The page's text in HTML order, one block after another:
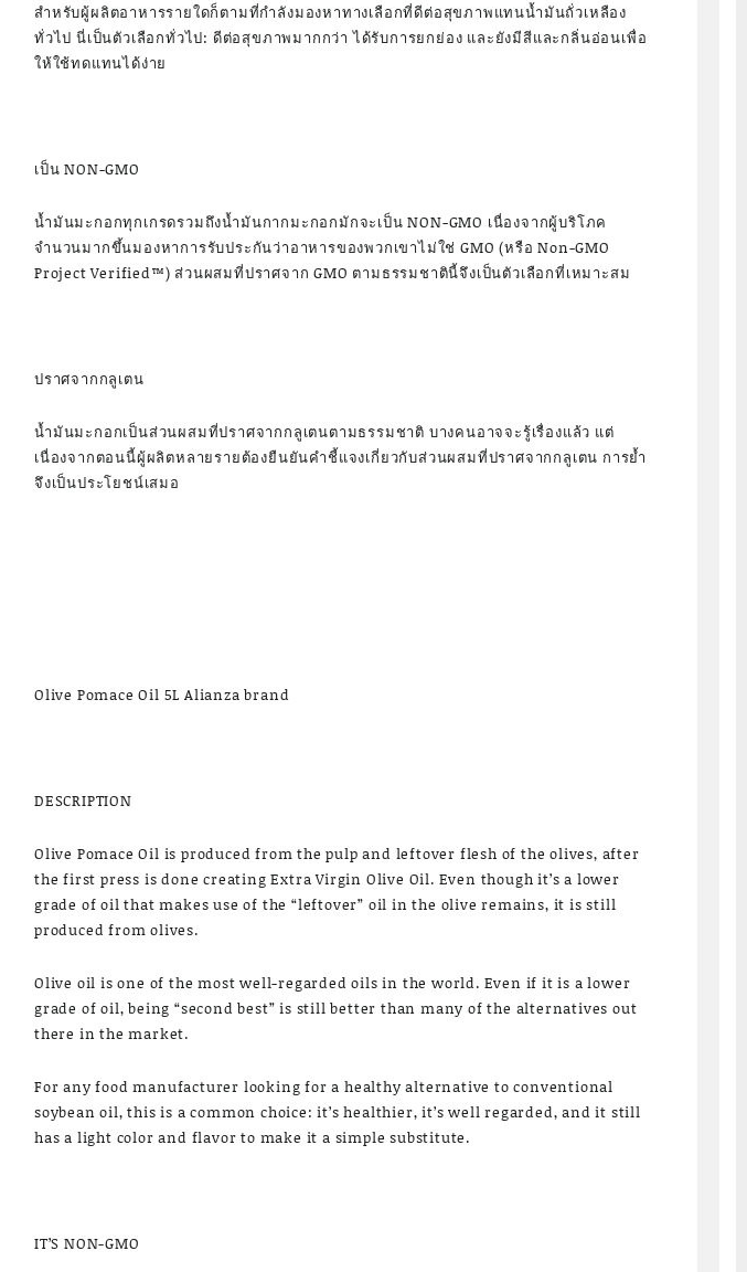
สำหรับผู้ผลิตอาหารรายใดก็ตามที่กำลังมองหาทางเลือกที่ดีต่อสุขภาพแทนน้ำมันถั่วเหลือง
ทั่วไป นี่เป็นตัวเลือกทั่วไป: ดีต่อสุขภาพมากกว่า ได้รับการยกย่อง และยังมีสีและกลิ่นอ่อนเพื่อ
ให้ใช้ทดแทนได้ง่าย
เป็น NON-GMO
น้ำมันมะกอกทุกเกรดรวมถึงน้ำมันกากมะกอกมักจะเป็น NON-GMO เนื่องจากผู้บริโภค
จำนวนมากขึ้นมองหาการรับประกันว่าอาหารของพวกเขาไม่ใช่ GMO (หรือ Non-GMO
Project Verified™) ส่วนผสมที่ปราศจาก GMO ตามธรรมชาตินี้จึงเป็นตัวเลือกที่เหมาะสม
ปราศจากกลูเตน
น้ำมันมะกอกเป็นส่วนผสมที่ปราศจากกลูเตนตามธรรมชาติ บางคนอาจจะรู้เรื่องแล้ว แต่
เนื่องจากตอนนี้ผู้ผลิตหลายรายต้องยืนยันคำชี้แจงเกี่ยวกับส่วนผสมที่ปราศจากกลูเตน การย้ำ
จึงเป็นประโยชน์เสมอ
Olive Pomace Oil 5L Alianza brand
DESCRIPTION
Olive Pomace Oil is produced from the pulp and leftover flesh of the olives, after
the first press is done creating Extra Virgin Olive Oil. Even though it’s a lower
grade of oil that makes use of the “leftover” oil in the olive remains, it is still
produced from olives.
Olive oil is one of the most well-regarded oils in the world. Even if it is a lower
grade of oil, being “second best” is still better than many of the alternatives out
there in the market.
For any food manufacturer looking for a healthy alternative to conventional
soybean oil, this is a common choice: it’s healthier, it’s well regarded, and it still
has a light color and flavor to make it a simple substitute.
IT’S NON-GMO